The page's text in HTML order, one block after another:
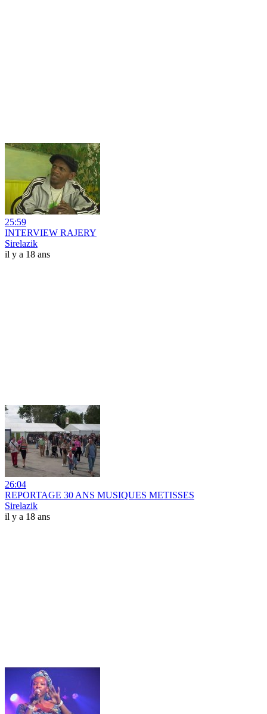
25:59
INTERVIEW RAJERY
Sirelazik
il y a 18 ans
26:04
REPORTAGE 30 ANS MUSIQUES METISSES
Sirelazik
il y a 18 ans